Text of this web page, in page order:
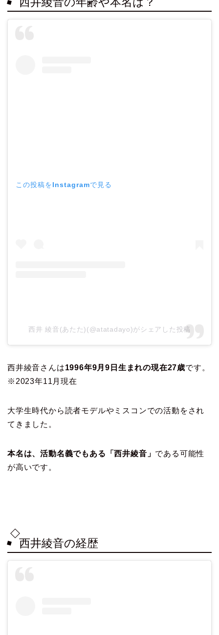
この投稿をInstagramで見る
西井 綾音(あたた)(@atatadayo)がシェアした投稿
西井綾音さんは1996年9月9日生まれの現在27歳です。
※2023年11月現在
大学生時代から読者モデルやミスコンでの活動をされ
てきました。
本名は、活動名義でもある「西井綾音」 である可能性
が高いです。
西井綾音の経歴